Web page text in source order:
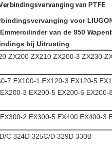
van PTFE
voor
van de 950
bij Uitrusting
ZX200 ZX210 ZX200-3 ZX230
7 EX100-1 EX120-3 EX120-5
3 EX200-5 EX200-6 EX200-
2 EX300-5 EX400 EX400-3
C 324D 325C/D 329D 330B